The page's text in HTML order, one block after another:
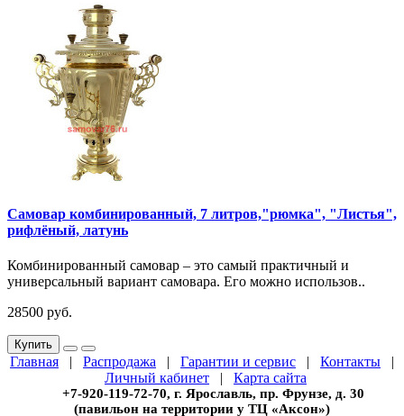
Самовар комбинированный, 7 литров,"рюмка", "Листья",
рифлёный, латунь
Комбинированный самовар – это самый практичный и
универсальный вариант самовара. Его можно использов..
28500 руб.
Купить
Главная | Распродажа | Гарантии и сервис | Контакты |
Личный кабинет | Карта сайта
+7-920-119-72-70, г. Ярославль, пр. Фрунзе, д. 30
(павильон на территории у ТЦ «Аксон»)